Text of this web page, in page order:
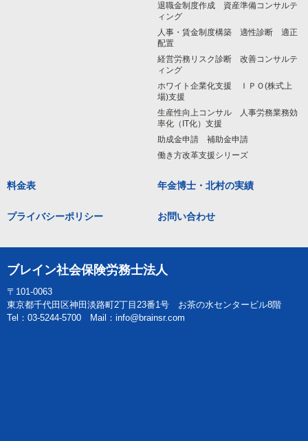
退職金制度作成 資産準備コンサルテ
ィング
人事・賃金制度構築 適性診断 適正
配置
経営労務リスク診断 改善コンサルテ
ィング
ホワイト企業化支援 ＩＰＯ(株式上
場)支援
生産性向上コンサル 人事労務業務効
率化（IT化）支援
助成金申請 補助金申請
働き方改革支援シリーズ
料金表 年金博士・北村の実績
プライバシーポリシー お問い合わせ
ブレイン社会保険労務士法人
〒101-0063
東京都千代田区神田淡路町2丁目23番1号 お茶の水センタービル8階
Tel：03-5244-5700 Mail：info@brainsr.com